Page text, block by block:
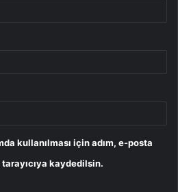
kullanılması için adım, e-posta
kaydedilsin.